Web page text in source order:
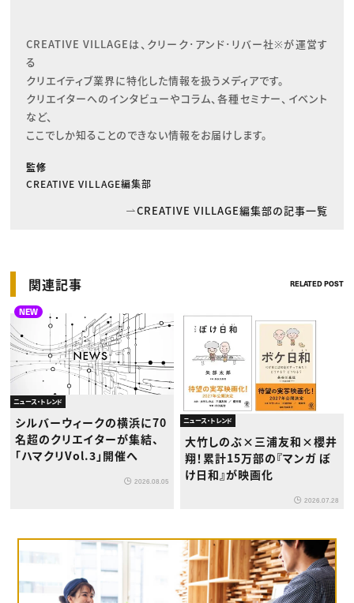
CREATIVE VILLAGEは、クリーク･アンド･リバー社※が運営す
る
クリエイティブ業界に特化した情報を扱うメディアです。
クリエイターへのインタビューやコラム、各種セミナー、イベント
など、
ここでしか知ることのできない情報をお届けします。
監修
CREATIVE VILLAGE編集部
CREATIVE VILLAGE編集部の記事一覧
関連記事 RELATED POST
NEW
ニュース・トレンド
シルバーウィークの横浜に70
名超のクリエイターが集結、
「ハマクリVol.3」開催へ
2026.08.05
ニュース・トレンド
大竹しのぶ×三浦友和×櫻井
翔！累計15万部の『マンガ ぼ
け日和』が映画化
2026.07.28